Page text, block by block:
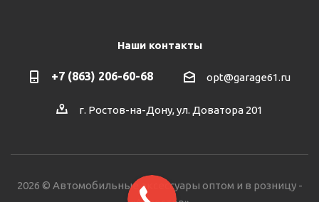
Наши контакты
+7 (863) 206-60-68 opt@garage61.ru
г. Ростов-на-Дону, ул. Доватора 201
2026 © Автомобильные аксессуары оптом и в розницу -